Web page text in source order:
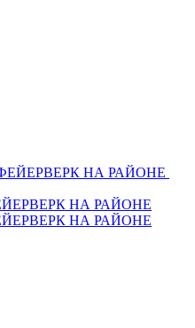
ФЕЙЕРВЕРК НА РАЙОНЕ
ФЕЙЕРВЕРК НА РАЙОНЕ